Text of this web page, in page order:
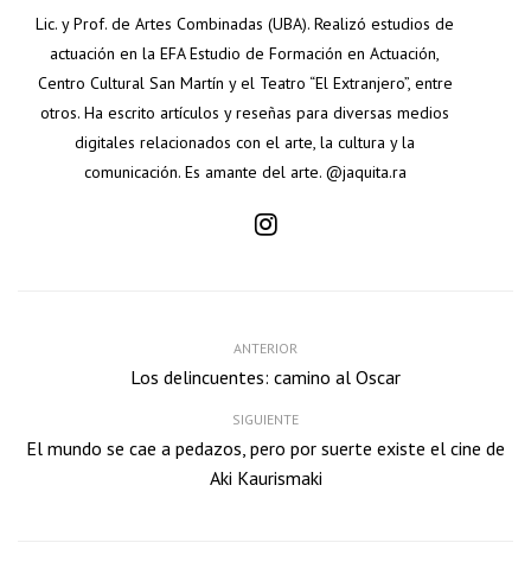
Lic. y Prof. de Artes Combinadas (UBA). Realizó estudios de
actuación en la EFA Estudio de Formación en Actuación,
Centro Cultural San Martín y el Teatro “El Extranjero”, entre
otros. Ha escrito artículos y reseñas para diversas medios
digitales relacionados con el arte, la cultura y la
comunicación. Es amante del arte. @jaquita.ra
ANTERIOR
Los delincuentes: camino al Oscar
SIGUIENTE
El mundo se cae a pedazos, pero por suerte existe el cine de
Aki Kaurismaki